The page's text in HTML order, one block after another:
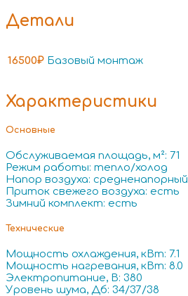
Детали
16500₽ Базовый монтаж
Характеристики
Основные
Обслуживаемая площадь, м²: 71
Режим работы: тепло/холод
Напор воздуха: средненапорный
Приток свежего воздуха: есть
Зимний комплект: есть
Технические
Мощность охлаждения, кВт: 7.1
Мощность нагревания, кВт: 8.0
Электропитание, В: 380
Уровень шума, Дб: 34/37/38